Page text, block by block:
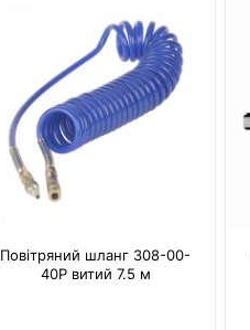
Повітряний шланг 308-00-
40Р витий 7.5 м